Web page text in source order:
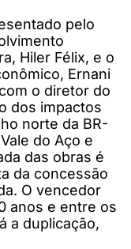
pelo
Hiler Félix, e o
Ernani
o diretor do
dos impactos
norte da BR-
do Aço e
das obras é
da concessão
O vencedor
anos e entre os
a duplicação,